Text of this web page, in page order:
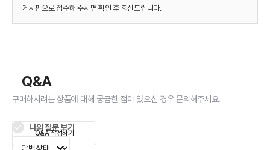
게시판으로 접수해 주시면 확인 후 회신드립니다.
Q&A
구매하시려는 상품에 대해 궁금한 점이 있으신 경우 문의해주세요.
나의 질문 보기
Q&A 작성하기